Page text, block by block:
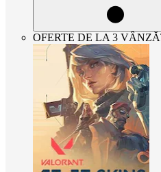
OFERTE DE LA 3